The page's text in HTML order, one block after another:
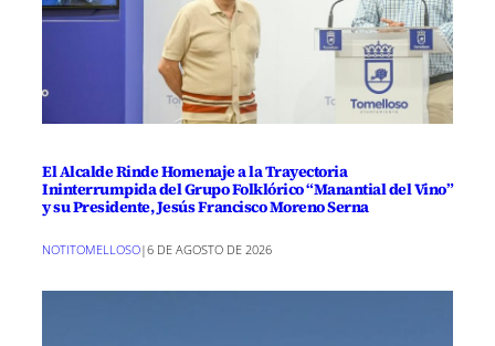
El Alcalde Rinde Homenaje a la Trayectoria
Ininterrumpida del Grupo Folklórico “Manantial del Vino”
y su Presidente, Jesús Francisco Moreno Serna
NOTITOMELLOSO|6 DE AGOSTO DE 2026